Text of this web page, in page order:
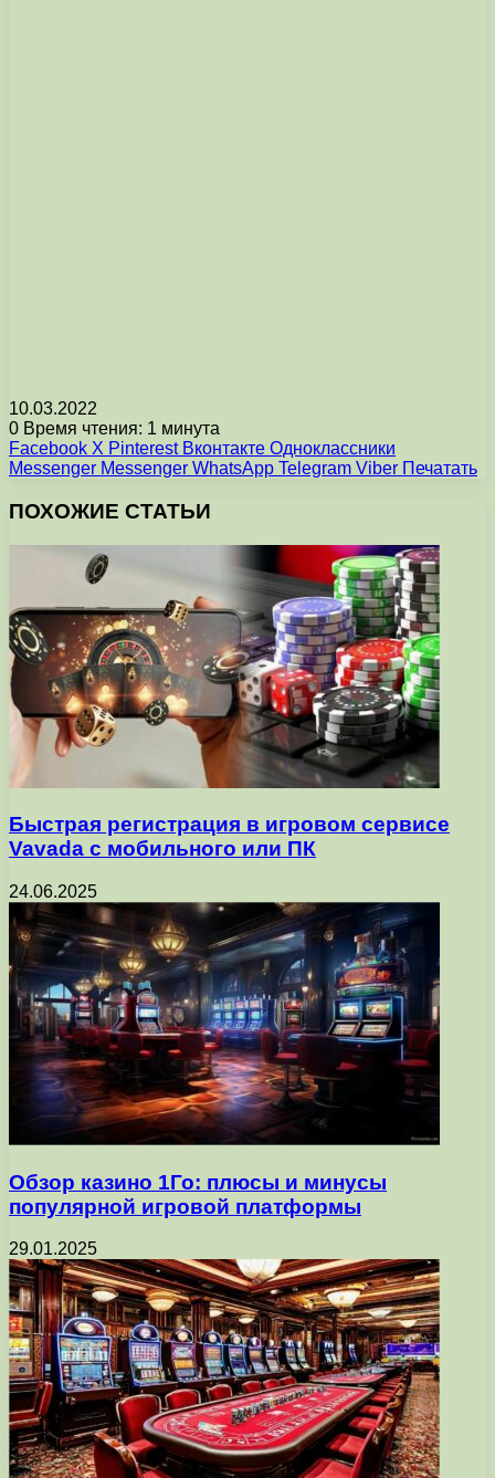
10.03.2022
0 Время чтения: 1 минута
Facebook X Pinterest Вконтакте Одноклассники
Messenger Messenger WhatsApp Telegram Viber Печатать
ПОХОЖИЕ СТАТЬИ
Быстрая регистрация в игровом сервисе
Vavada с мобильного или ПК
24.06.2025
Обзор казино 1Го: плюсы и минусы
популярной игровой платформы
29.01.2025